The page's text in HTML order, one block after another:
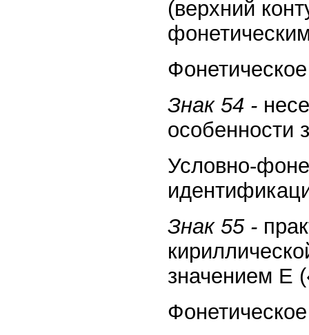
(верхний
Знак 54 -
особенности
Условно-
Знак 55 -
значением E